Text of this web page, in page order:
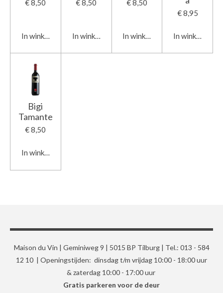
€ 8,50
In winkelwagen
€ 8,50
In winkelwagen
€ 8,50
In winkelwagen
€ 8,95
In
Bigi
Tamante
€ 8,50
In winkelwagen
Maison du Vin | Geminiweg 9 | 5015 BP Tilburg | Tel.: 013 - 584
12 10 | Openingstijden: dinsdag t/m vrijdag 10:00 - 18:00 uur
& zaterdag 10:00 - 17:00 uur
Gratis parkeren voor de deur